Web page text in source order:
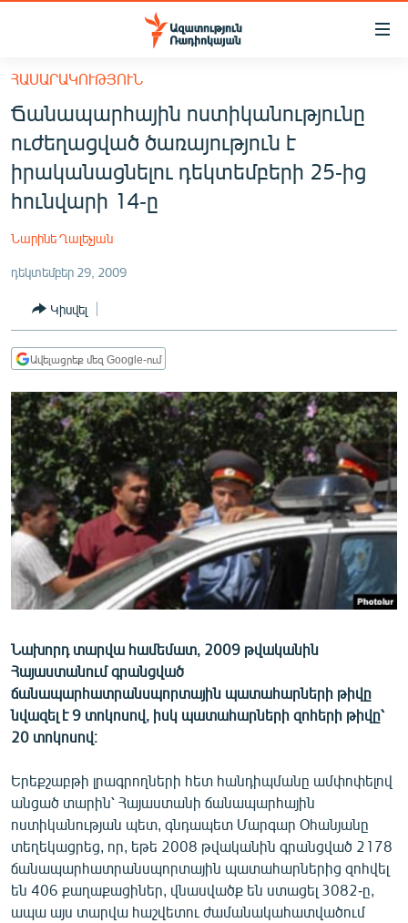
Մատչելիության
հիմնական
բովանդակությանը
Անցնել
հիմնական
մենյուին
Որոնում
ՀԱՅԱՍՏԱՆ
ՔԱՂԱՔԱԿԱՆ
ԸՆՏՐՈՒԹՅՈՒՆՆԵՐ 2026
ՊԱՏԵՐԱԶՄԻ 6 ՇԱԲԱԹՆԵՐԸ
ՏԱՐԱԾԱՇՐՋԱՆ
ՄԻՋԱԶԳԱՅԻՆ
ՄՇԱԿՈՒՅԹ
ՍՊՈՐՏ
ՄԵԿՆԱԲԱՆՈՒԹՅՈՒՆ
ՏՏ ԵՒ ԻՆՏԵՐՆԵՏ
ԿՈՐՈՆԱՎԻՐՈՒՍ
ՏԵՍԱՆՅՈՒԹԵՐ
ԲԱՆԱՎԵՃ
ՁԳՏԵԼՈՎ ԼԱՎԱԳՈՒՅՆԻՆ
ՓՈԴՔԱՍԹ
Հայերեն
English
Русский
ՀԵՏԵՎԵՔ ՄԵԶ
ՀԱՍԱՐԱԿՈՒԹՅՈՒՆ
Ճանապարհային ոստիկանությունը
ուժեղացված ծառայություն է
իրականացնելու դեկտեմբերի 25-ից
հունվարի 14-ը
Նարինե Ղալեչյան
դեկտեմբեր 29, 2009
Կիսվել
Ավելացրեք մեզ Google-ում
Նախորդ տարվա համեմատ, 2009 թվականին
Հայաստանում գրանցված
ճանապարհատրանսպորտային պատահարների թիվը
նվազել է 9 տոկոսով, իսկ պատահարների զոհերի թիվը՝
20 տոկոսով։
Երեքշաբթի լրագրողների հետ հանդիպմանը ամփոփելով
անցած տարին՝ Հայաստանի ճանապարհային
ոստիկանության պետ, գնդապետ Մարգար Օհանյանը
տեղեկացրեց, որ, եթե 2008 թվականին գրանցված 2178
ճանապարհատրանսպորտային պատահարներից զոհվել
են 406 քաղաքացիներ, վնասվածք են ստացել 3082-ը,
ապա այս տարվա հաշվետու ժամանակահատվածում